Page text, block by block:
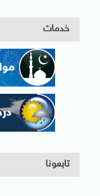
خدمات
تابعونا